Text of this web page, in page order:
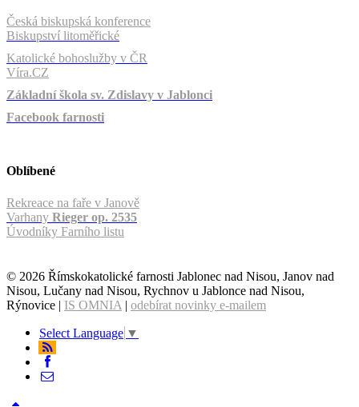
Česká biskupská konference
Biskupství litoměřické
Katolické bohoslužby v ČR
Víra.CZ
Základní škola sv. Zdislavy v Jablonci
Facebook farnosti
Oblíbené
Rekreace na faře v Janově
Varhany Rieger op. 2535
Úvodníky Farního listu
© 2026 Římskokatolické farnosti Jablonec nad Nisou, Janov nad
Nisou, Lučany nad Nisou, Rychnov u Jablonce nad Nisou,
Rýnovice | IS OMNIA | odebírat novinky e-mailem
Select Language ▼